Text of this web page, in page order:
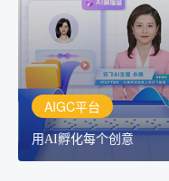
AIGC平台
用AI孵化每个创意
讯飞AIGC平台：让每个创
作者都拥有自己的专注AI
创作助手